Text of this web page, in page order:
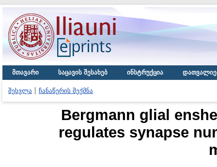
მთავარი საცავის შესახებ ინსტრუქცია
შესვლა ჩანაწერის შექმნა
Bergmann glial
regulates synapse